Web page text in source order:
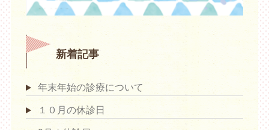
新着記事
年末年始の診療について
１０月の休診日